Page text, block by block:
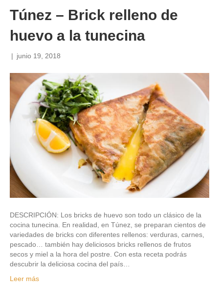
Túnez – Brick relleno de
huevo a la tunecina
| junio 19, 2018
DESCRIPCIÓN: Los bricks de huevo son todo un clásico de la
cocina tunecina. En realidad, en Túnez, se preparan cientos de
variedades de bricks con diferentes rellenos: verduras, carnes,
pescado… también hay deliciosos bricks rellenos de frutos
secos y miel a la hora del postre. Con esta receta podrás
descubrir la deliciosa cocina del país…
Leer más